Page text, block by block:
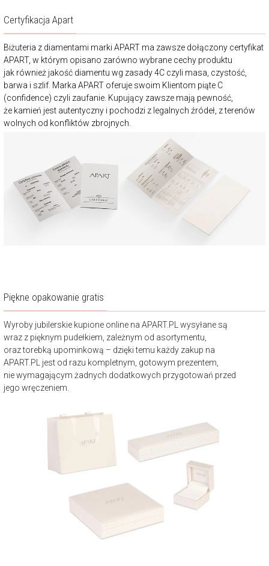
Certyfikacja Apart
Biżuteria z diamentami marki APART ma zawsze dołączony certyfikat
APART, w którym opisano zarówno wybrane cechy produktu
jak również jakość diamentu wg zasady 4C czyli masa, czystość,
barwa i szlif. Marka APART oferuje swoim Klientom piąte C
(confidence) czyli zaufanie. Kupujący zawsze mają pewność,
że kamień jest autentyczny i pochodzi z legalnych źródeł, z terenów
wolnych od konfliktów zbrojnych.
Piękne opakowanie gratis
Wyroby jubilerskie kupione online na APART.PL wysyłane są
wraz z pięknym pudełkiem, zależnym od asortymentu,
oraz torebką upominkową – dzięki temu każdy zakup na
APART.PL jest od razu kompletnym, gotowym prezentem,
nie wymagającym żadnych dodatkowych przygotowań przed
jego wręczeniem.